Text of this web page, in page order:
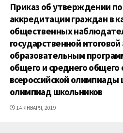
Приказ об утверждении
аккредитации граждан в
общественных
государственной
образовательным
общего и среднего общего
всероссийской олимпиады
олимпиад школьников
ДАТА
14 ЯНВАРЯ, 2019